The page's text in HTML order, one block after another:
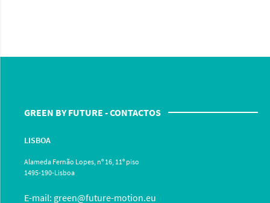
GREEN BY FUTURE - CONTACTOS
LISBOA
Alameda Fernão Lopes, nº 16, 11º piso
1495-190-Lisboa
E-mail: green@future-motion.eu